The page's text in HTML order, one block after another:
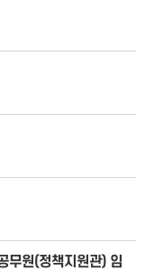
무원(정책지원관) 임